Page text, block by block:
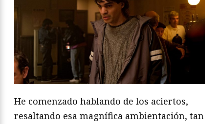
He comenzado hablando de los aciertos,
resaltando esa magnífica ambientación, tan